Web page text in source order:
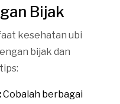
Bijak
kesehatan ubi
bijak dan
Cobalah berbagai